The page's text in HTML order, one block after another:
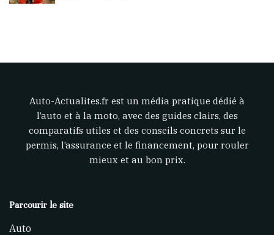
Auto-Actualites.fr est un média pratique dédié à
l’auto et à la moto, avec des guides clairs, des
comparatifs utiles et des conseils concrets sur le
permis, l’assurance et le financement, pour rouler
mieux et au bon prix.
Parcourir le site
Auto